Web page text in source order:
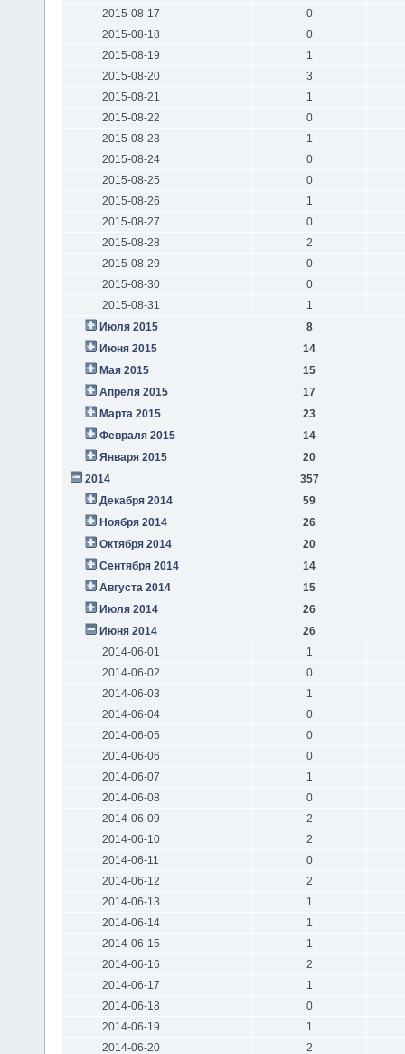
2015-08-17
0
2015-08-18
0
2015-08-19
1
2015-08-20
3
2015-08-21
1
2015-08-22
0
2015-08-23
1
2015-08-24
0
2015-08-25
0
2015-08-26
1
2015-08-27
0
2015-08-28
2
2015-08-29
0
2015-08-30
0
2015-08-31
1
Июля 2015
8
Июня 2015
14
Мая 2015
15
Апреля 2015
17
Марта 2015
23
Февраля 2015
14
Января 2015
20
2014
357
Декабря 2014
59
Ноября 2014
26
Октября 2014
20
Сентября 2014
14
Августа 2014
15
Июля 2014
26
Июня 2014
26
2014-06-01
1
2014-06-02
0
2014-06-03
1
2014-06-04
0
2014-06-05
0
2014-06-06
0
2014-06-07
1
2014-06-08
0
2014-06-09
2
2014-06-10
2
2014-06-11
0
2014-06-12
2
2014-06-13
1
2014-06-14
1
2014-06-15
1
2014-06-16
2
2014-06-17
1
2014-06-18
0
2014-06-19
1
2014-06-20
2